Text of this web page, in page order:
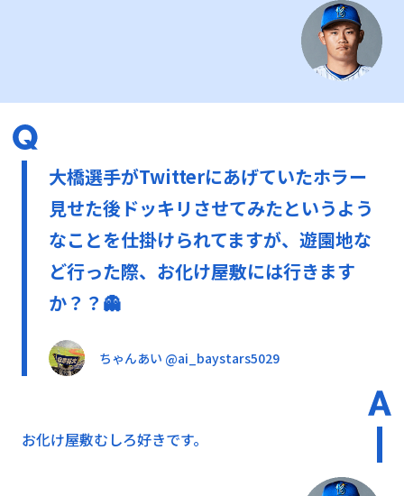
大橋選手がTwitterにあげていたホラー
見せた後ドッキリさせてみたというよう
なことを仕掛けられてますが、遊園地な
ど行った際、お化け屋敷には行きます
か？？👻
ちゃんあい @ai_baystars5029
お化け屋敷むしろ好きです。